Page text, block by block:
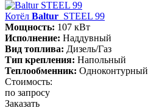
Котёл Baltur STEEL 99
Мощность: 107 кВт
Исполнение: Наддувный
Вид топлива: Дизель/Газ
Тип крепления: Напольный
Теплообменник: Одноконтурный
Стоимость:
по запросу
Заказать